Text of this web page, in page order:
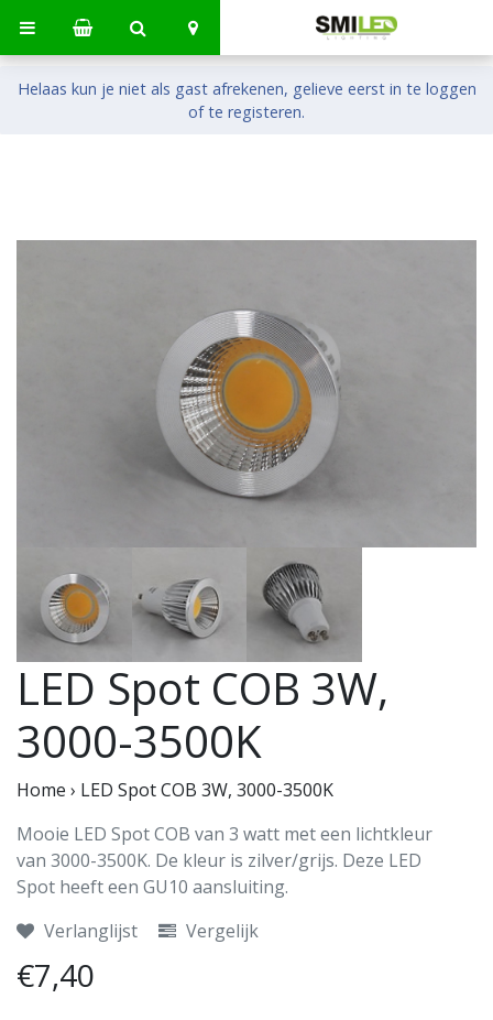
Helaas kun je niet als gast afrekenen, gelieve eerst in te loggen
of te registeren.
LED Spot COB 3W,
3000-3500K
Home › LED Spot COB 3W, 3000-3500K
Mooie LED Spot COB van 3 watt met een lichtkleur
van 3000-3500K. De kleur is zilver/grijs. Deze LED
Spot heeft een GU10 aansluiting.
Verlanglijst
Vergelijk
€7,40